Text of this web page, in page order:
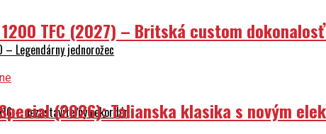
– Legendárny jednorožec
– nezastaviteľný rekordér
1200 TFC (2027) – Britská custom
Special (2026): Talianska klasika s novým